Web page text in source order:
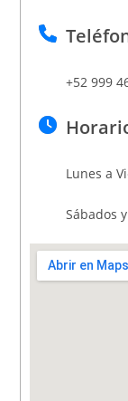
+52 999
Lunes a
Sábados